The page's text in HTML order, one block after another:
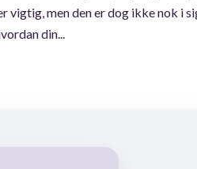
vigtig, men den er dog ikke nok i
din...